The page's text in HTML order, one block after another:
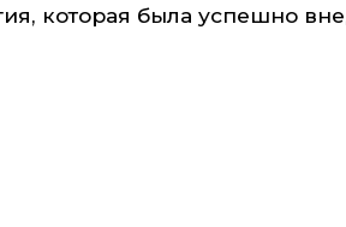
которая была успешно